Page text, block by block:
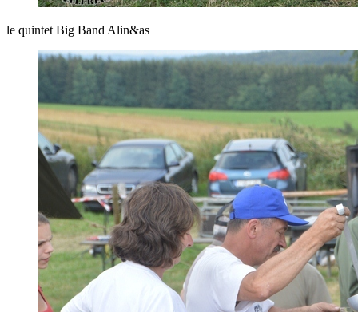
le quintet Big Band Alin&as